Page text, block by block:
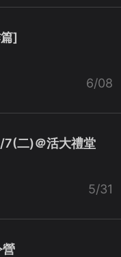
]
6/08
7(二)＠活大禮堂
5/31
營